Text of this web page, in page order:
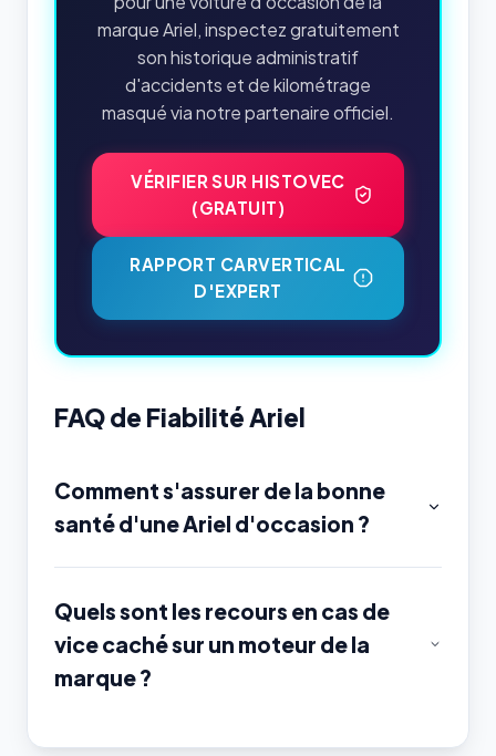
marque Ariel, inspectez gratuitement
son historique administratif
d'accidents et de kilométrage
masqué via notre partenaire officiel.
VÉRIFIER SUR HISTOVEC
(GRATUIT)
RAPPORT CARVERTICAL
D'EXPERT
FAQ de Fiabilité Ariel
Comment s'assurer de la bonne
santé d'une Ariel d'occasion ?
Quels sont les recours en cas de
vice caché sur un moteur de la
marque ?